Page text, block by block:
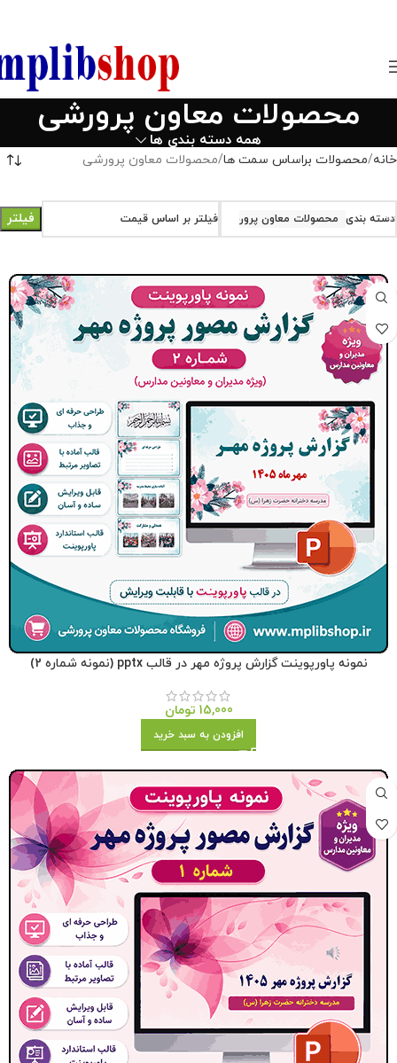
محصولات معاون پرورشی
همه دسته بندی ها
خانه محصولات براساس سمت ها محصولات معاون پرورشی
دسته بندی محصولات معاون پرورشی فیلتر بر اساس قیمت فیلتر
نمونه پاورپوینت گزارش پروژه مهر در قالب pptx (نمونه شماره 2)
15,000 تومان
افزودن به سبد خرید